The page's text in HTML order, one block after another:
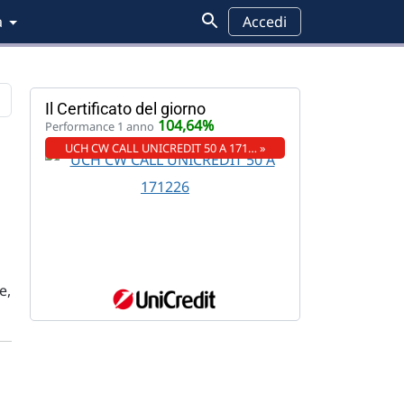
Accedi
Analisi grafica Wall Street
Il Certificato del giorno
Performance 1 anno 104,64%
UCH CW CALL UNICREDIT 50 A 171… »